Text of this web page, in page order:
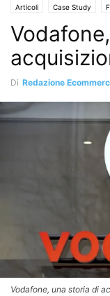
Articoli Case Study
Di Redazione
Vodafone, una storia di